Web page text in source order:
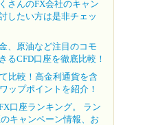
さんのFX会社のキャン
したい方は是非チェッ
、原油など注目のコモ
るCFD口座を徹底比較！
比較！高金利通貨を含
ップポイントを紹介！
口座ランキング。 ラン
キャンペーン情報、お